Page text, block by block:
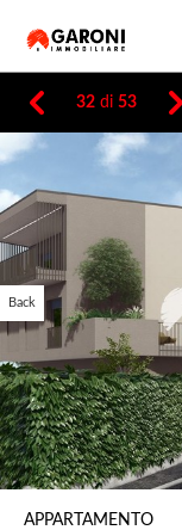
32 di 53
Back
APPARTAMENTO